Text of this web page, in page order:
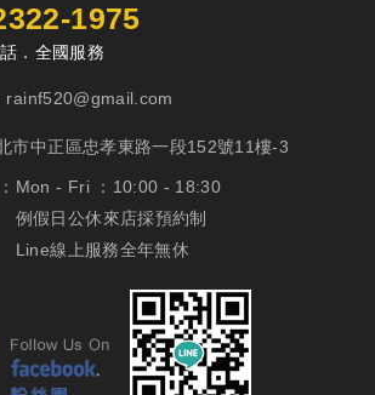
1975
．全國服務
rainf520@gmail.com
市中正區忠孝東路一段152號11樓-3
Mon - Fri ：10:00 - 18:30
例假日公休來店採預約制
Line線上服務全年無休